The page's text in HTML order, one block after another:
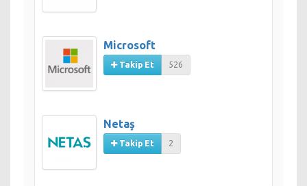
Microsoft
Takip Et 526
Netaş
Takip Et 2